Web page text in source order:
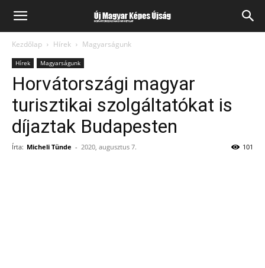
Kezdőlap Hírek Magyarságunk
Hírek Magyarságunk
Horvátországi magyar
turisztikai szolgáltatókat is
díjaztak Budapesten
Írta: Micheli Tünde - 2020, augusztus 7. 101